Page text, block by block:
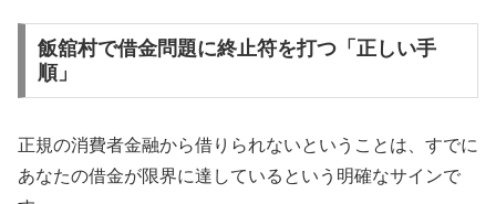
飯舘村で借金問題に終止符を打つ「正しい手
順」
正規の消費者金融から借りられないということは、すでに
あなたの借金が限界に達しているという明確なサインで